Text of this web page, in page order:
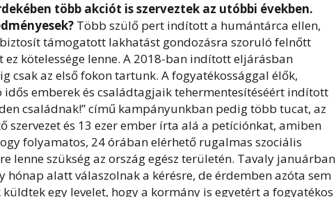
több akciót is szerveztek az utóbbi években.
Több szülő pert indított a humántárca ellen,
támogatott lakhatást gondozásra szoruló felnőtt
ez kötelessége lenne. A 2018-ban indított eljárásban
csak az első fokon tartunk. A fogyatékossággal élők,
idős emberek és családtagjaik tehermentesítéséért indított
családnak!” című kampányunkban pedig több tucat, az
szervezet és 13 ezer ember írta alá a petíciónkat, amiben
folyamatos, 24 órában elérhető rugalmas szociális
lenne szükség az ország egész területén. Tavaly januárban
hónap alatt válaszolnak a kérésre, de érdemben azóta sem
egy levelet, hogy a kormány is egyetért a fogyatékos